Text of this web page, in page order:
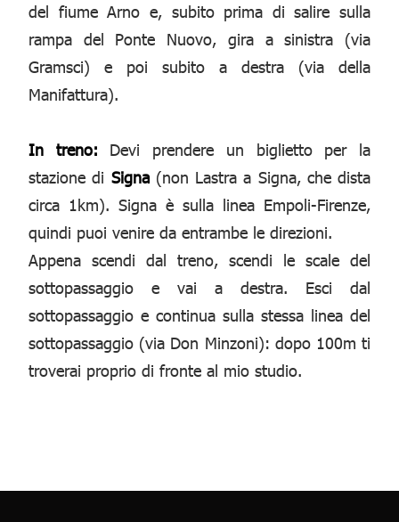
del fiume Arno e, subito prima di salire sulla
rampa del Ponte Nuovo, gira a sinistra (via
Gramsci) e poi subito a destra (via della
Manifattura).
In treno: Devi prendere un biglietto per la
stazione di Signa(non Lastra a Signa, che dista
circa 1km). Signa è sulla linea Empoli-Firenze,
quindi puoi venire da entrambe le direzioni.
Appena scendi dal treno, scendi le scale del
sottopassaggio e vai a destra. Esci dal
sottopassaggio e continua sulla stessa linea del
sottopassaggio (via Don Minzoni): dopo 100m ti
troverai proprio di fronte al mio studio.